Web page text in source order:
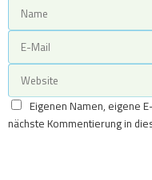
Eigenen Namen, eigene
nächste Kommentierung in